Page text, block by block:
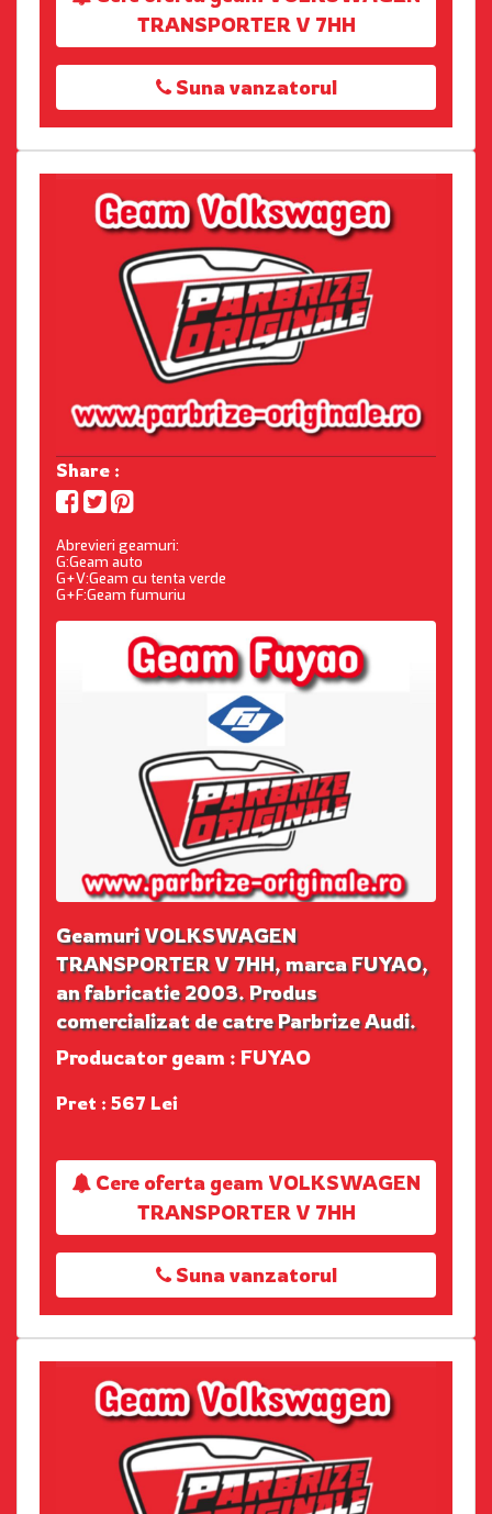
TRANSPORTER V 7HH
Suna vanzatorul
Share :
Abrevieri geamuri:
G:Geam auto
G+V:Geam cu tenta verde
G+F:Geam fumuriu
Geamuri VOLKSWAGEN
TRANSPORTER V 7HH, marca FUYAO,
an fabricatie 2003. Produs
comercializat de catre Parbrize Audi.
Producator geam : FUYAO
Pret : 567 Lei
Cere oferta geam VOLKSWAGEN
TRANSPORTER V 7HH
Suna vanzatorul